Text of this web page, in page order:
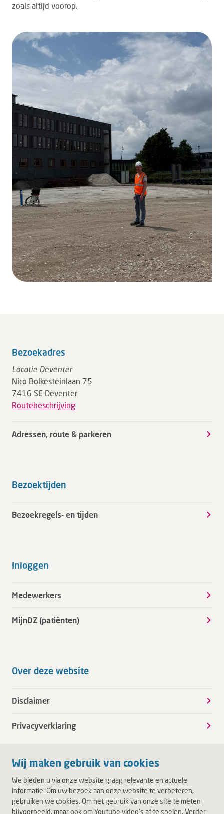
Wij maken gebruik van cookies
We bieden u via onze website graag relevante en actuele
informatie. Om uw bezoek aan onze website te verbeteren,
gebruiken we cookies. Om het gebruik van onze site te meten
bijvoorbeeld, maar ook om Youtube video's af te spelen. Verder
zoals altijd voorop.
Bezoekadres
Locatie Deventer
Nico Bolkesteinlaan 75
7416 SE Deventer
Routebeschrijving
Adressen, route & parkeren
Bezoektijden
Bezoekregels- en tijden
Inloggen
Medewerkers
MijnDZ (patiënten)
Over deze website
Disclaimer
Privacyverklaring